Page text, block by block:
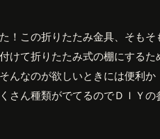
！この折りたたみ金具、そもそ
けて折りたたみ式の棚にするた
んなのが欲しいときには便利か
さん種類がでてるのでＤＩＹの